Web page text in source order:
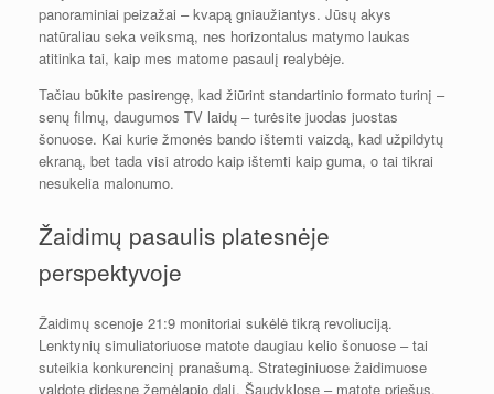
panoraminiai peizažai – kvapą gniaužiantys. Jūsų akys
natūraliau seka veiksmą, nes horizontalus matymo laukas
atitinka tai, kaip mes matome pasaulį realybėje.
Tačiau būkite pasirengę, kad žiūrint standartinio formato turinį –
senų filmų, daugumos TV laidų – turėsite juodas juostas
šonuose. Kai kurie žmonės bando ištemti vaizdą, kad užpildytų
ekraną, bet tada visi atrodo kaip ištemti kaip guma, o tai tikrai
nesukelia malonumo.
Žaidimų pasaulis platesnėje
perspektyvoje
Žaidimų scenoje 21:9 monitoriai sukėlė tikrą revoliuciją.
Lenktynių simuliatoriuose matote daugiau kelio šonuose – tai
suteikia konkurencinį pranašumą. Strateginiuose žaidimuose
valdote didesnę žemėlapio dalį. Šaudyklose – matote priešus,